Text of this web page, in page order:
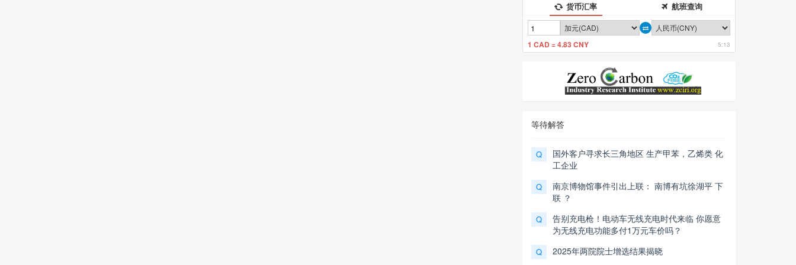
货币汇率 航班查询
1 CAD = 4.83 CNY 5:13
等待解答
Q
国外客户寻求长三角地区 生产甲苯，乙烯类 化
工企业
Q
南京博物馆事件引出上联： 南博有坑徐湖平 下
联 ？
Q
告别充电枪！电动车无线充电时代来临 你愿意
为无线充电功能多付1万元车价吗？
Q 2025年两院院士增选结果揭晓